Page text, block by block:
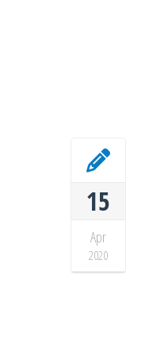
15
Apr
2020